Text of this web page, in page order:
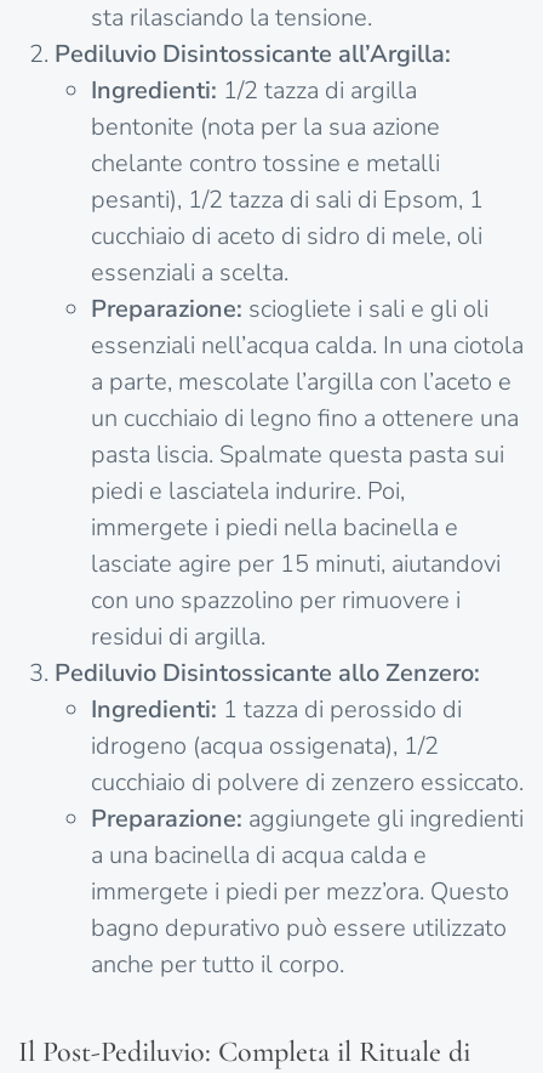
sta rilasciando la tensione.
Pediluvio Disintossicante all’Argilla:
Ingredienti: 1/2 tazza di argilla
bentonite (nota per la sua azione
chelante contro tossine e metalli
pesanti), 1/2 tazza di sali di Epsom, 1
cucchiaio di aceto di sidro di mele, oli
essenziali a scelta.
Preparazione: sciogliete i sali e gli oli
essenziali nell’acqua calda. In una ciotola
a parte, mescolate l’argilla con l’aceto e
un cucchiaio di legno fino a ottenere una
pasta liscia. Spalmate questa pasta sui
piedi e lasciatela indurire. Poi,
immergete i piedi nella bacinella e
lasciate agire per 15 minuti, aiutandovi
con uno spazzolino per rimuovere i
residui di argilla.
Pediluvio Disintossicante allo Zenzero:
Ingredienti: 1 tazza di perossido di
idrogeno (acqua ossigenata), 1/2
cucchiaio di polvere di zenzero essiccato.
Preparazione: aggiungete gli ingredienti
a una bacinella di acqua calda e
immergete i piedi per mezz’ora. Questo
bagno depurativo può essere utilizzato
anche per tutto il corpo.
Il Post-Pediluvio: Completa il Rituale di